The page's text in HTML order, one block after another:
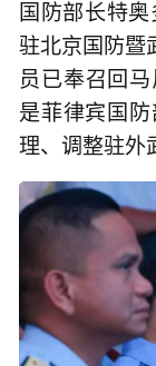
国防部长特
驻北京国防暨
员已奉召回
是菲律宾国
理、调整驻外